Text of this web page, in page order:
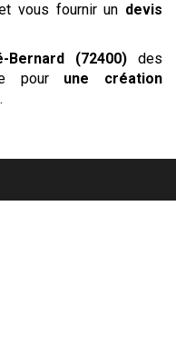
vous fournir un devis
(72400)
des
pour une création